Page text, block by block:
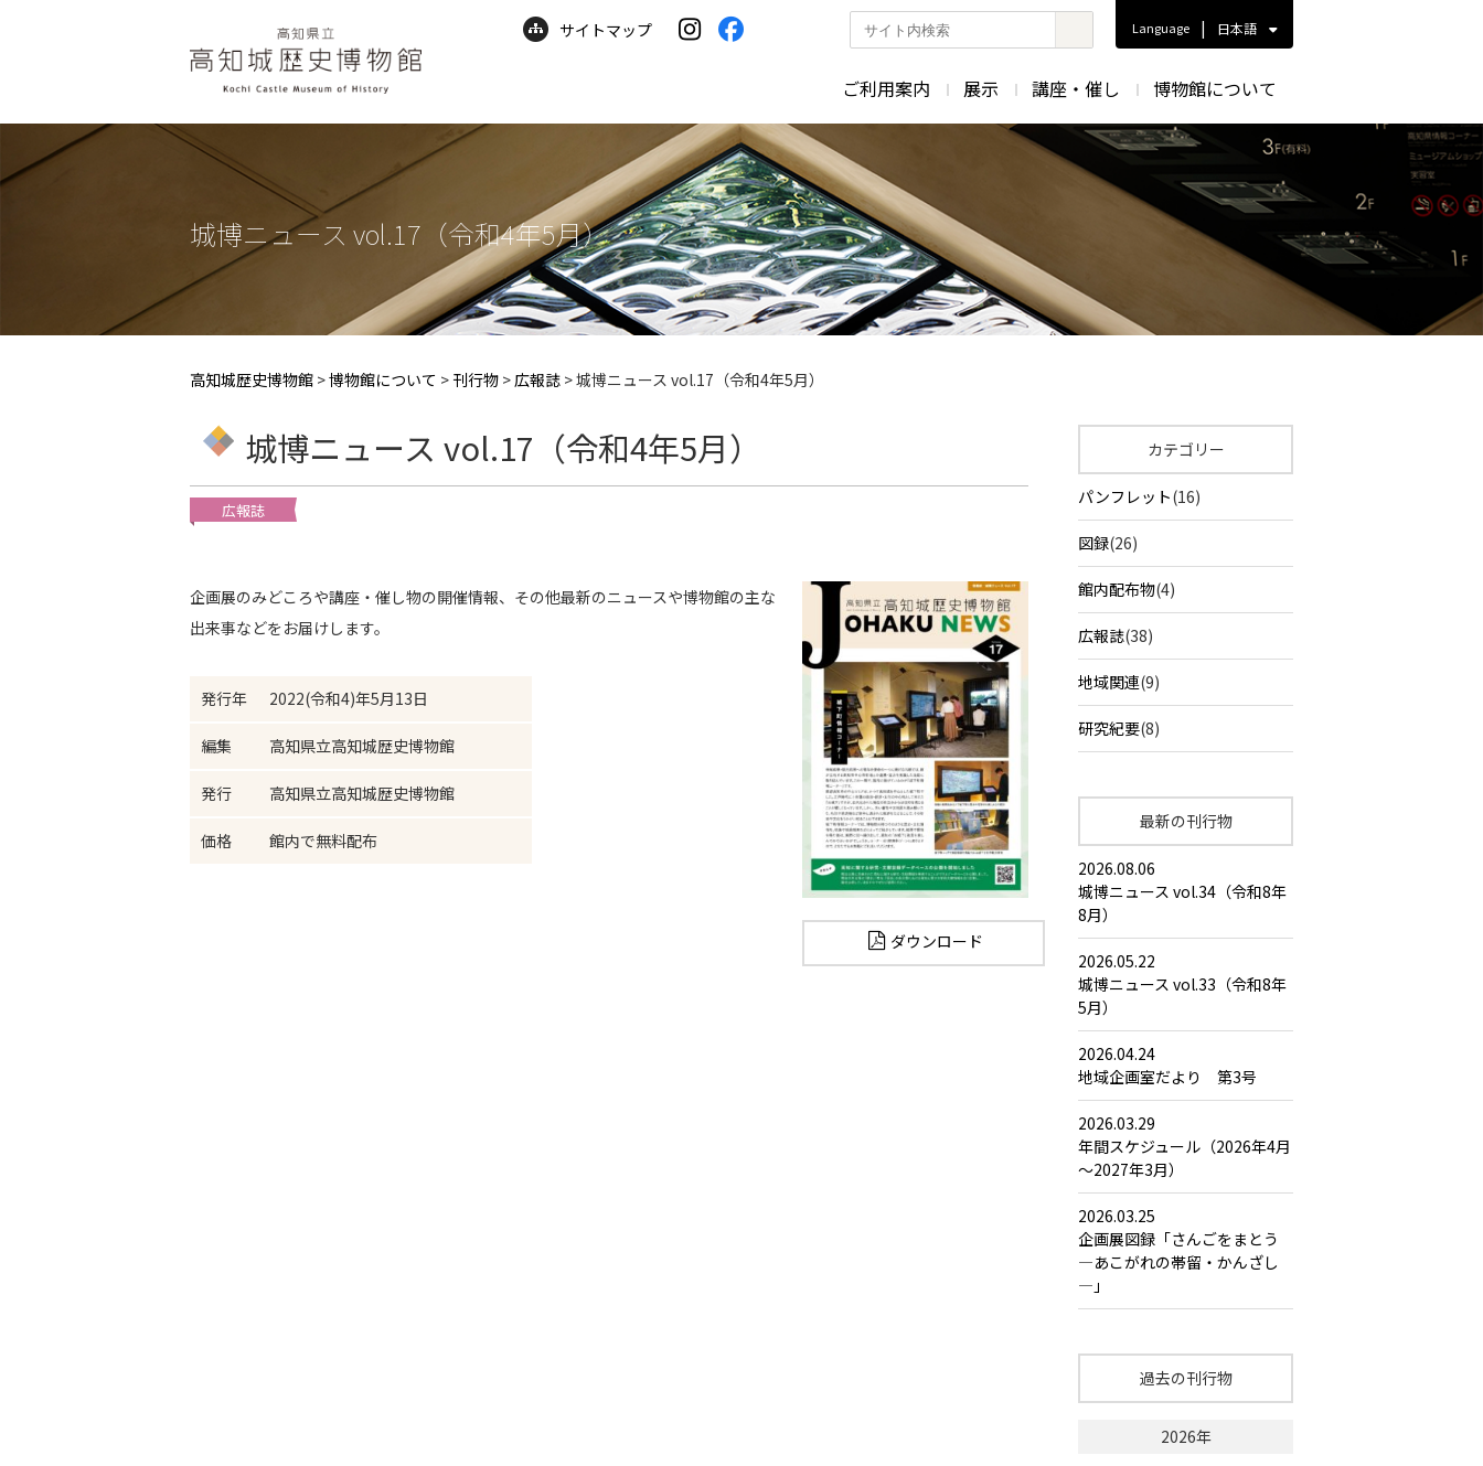
サイトマップ
ト
索
Language | 日本語
ご利用案内 展示 講座・催し 博物館について
城博ニュース vol.17（令和4年5月）
高知城歴史博物館 >博物館について > 刊行物 >広報誌 >城博ニュース vol.17（令和4年5月）
城博ニュース vol.17（令和4年5月）
広報誌
ダウンロード
企画展のみどころや講座・催し物の開催情報、その他最新のニュースや博物館の主な
出来事などをお届けします。
発行年 2022(令和4)年5月13日
編集 高知県立高知城歴史博物館
発行 高知県立高知城歴史博物館
価格 館内で無料配布
カテゴリー
パンフレット(16)
図録(26)
館内配布物(4)
広報誌(38)
地域関連(9)
研究紀要(8)
最新の刊行物
2026.08.06
城博ニュース vol.34（令和8年
8月）
2026.05.22
城博ニュース vol.33（令和8年
5月）
2026.04.24
地域企画室だより 第3号
2026.03.29
年間スケジュール（2026年4月
～2027年3月）
2026.03.25
企画展図録「さんごをまとう
―あこがれの帯留・かんざし
―」
過去の刊行物
2026年